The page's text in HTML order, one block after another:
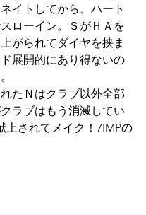
イトしてから、ハート
ローイン。ＳがＨＡを
がられてダイヤを挟ま
展開的にあり得ないの
たＮはクラブ以外全部
ラブはもう消滅してい
上されてメイク！7IMPの